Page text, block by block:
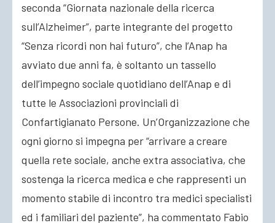
seconda “Giornata nazionale della ricerca
sull’Alzheimer”, parte integrante del progetto
“Senza ricordi non hai futuro”, che l’Anap ha
avviato due anni fa, è soltanto un tassello
dell’impegno sociale quotidiano dell’Anap e di
tutte le Associazioni provinciali di
Confartigianato Persone. Un’Organizzazione che
ogni giorno si impegna per “arrivare a creare
quella rete sociale, anche extra associativa, che
sostenga la ricerca medica e che rappresenti un
momento stabile di incontro tra medici specialisti
ed i familiari del paziente”, ha commentato Fabio